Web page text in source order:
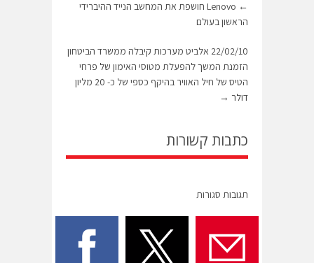
←
Lenovo חושפת את המחשב הנייד ההיברידי
הראשון בעולם
22/02/10 אלביט מערכות קיבלה ממשרד הביטחון
הזמנת המשך להפעלת מטוסי האימון של פרחי
הטיס של חיל האוויר בהיקף כספי של כ- 20 מליון
דולר →
כתבות קשורות
תגובות סגורות